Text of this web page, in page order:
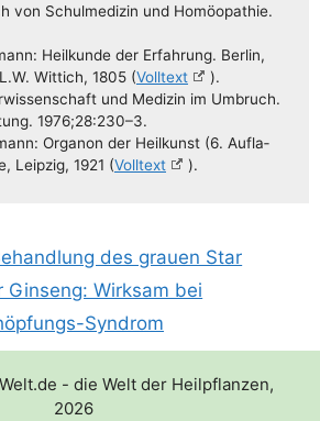
von Schul­me­di­zin und Homöo­pa­thie.
Heil­kun­de der Erfah­rung. Ber­lin,
Wit­tich, 1805 (Voll­text
).
und Medi­zin im Umbruch.
1976;28:230–3.
Orga­non der Heil­kunst (6. Auf­la­
Leip­zig, 1921 (Voll­text ).
des grauen Star
Ginseng: Wirksam bei
Syndrom
- die Welt der Heilpflanzen,
2026